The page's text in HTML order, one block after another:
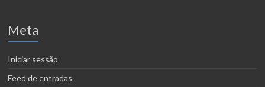
Meta
Iniciar sessão
Feed de entradas